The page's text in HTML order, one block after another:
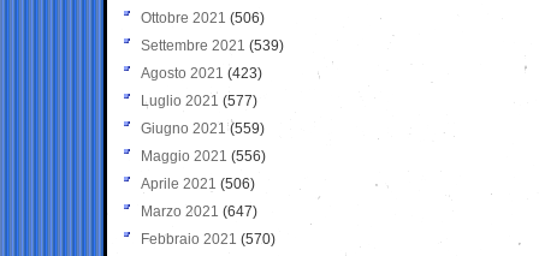
Ottobre 2021 (506)
Settembre 2021 (539)
Agosto 2021 (423)
Luglio 2021 (577)
Giugno 2021(559)
Maggio 2021 (556)
Aprile 2021 (506)
Marzo 2021 (647)
Febbraio 2021 (570)